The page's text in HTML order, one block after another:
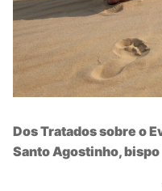
Dos Tratados sobre o
Santo Agostinho, bispo